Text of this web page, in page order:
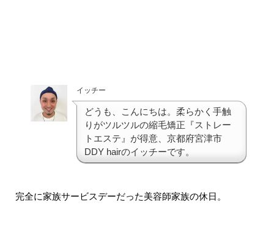
イッチー
どうも、こんにちは。柔らかく手触
りがツルツルの縮毛矯正『ストレー
トエステ』が得意、京都府宮津市
DDY hairのイッチーです。
完全に家族サービスデーだった美容師家族の休日。